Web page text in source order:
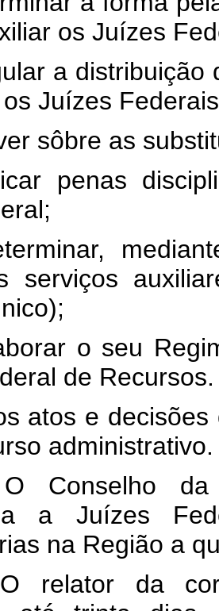
os Juízes
a
Juízes
sôbre as
penas
serviços
o seu
de Recursos.
atos e
administrativo.
Conselho da
a Juízes
na Região a
relator da